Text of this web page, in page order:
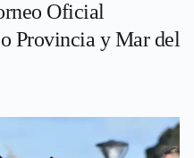
Oficial
Provincia y Mar del